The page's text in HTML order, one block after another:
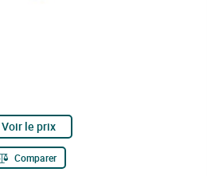
Voir le prix
Comparer